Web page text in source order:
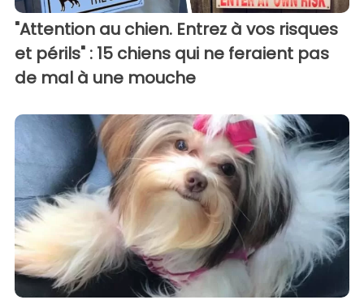
"Attention au chien. Entrez à vos risques
et périls" : 15 chiens qui ne feraient pas
de mal à une mouche